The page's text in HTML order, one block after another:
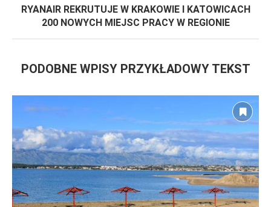
RYANAIR REKRUTUJE W KRAKOWIE I KATOWICACH
200 NOWYCH MIEJSC PRACY W REGIONIE
PODOBNE WPISY PRZYKŁADOWY TEKST